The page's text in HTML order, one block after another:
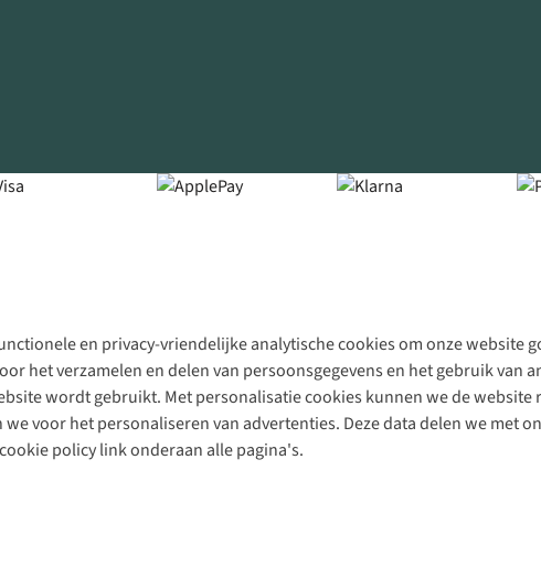
en privacy-vriendelijke analytische cookies om onze website
het verzamelen en delen van persoonsgegevens en het gebruik
wordt gebruikt. Met personalisatie cookies kunnen we de
voor het personaliseren van advertenties. Deze data delen we met
policy link onderaan alle pagina's.